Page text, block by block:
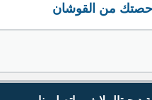
من القوشان